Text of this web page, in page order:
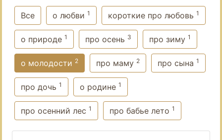
Все о любви 1 короткие про любовь 1
о природе 1 про осень 3 про зиму 1
о молодости 2 про маму 2 про сына 1
про дочь 1 о родине 1
про осенний лес 1 про бабье лето 1